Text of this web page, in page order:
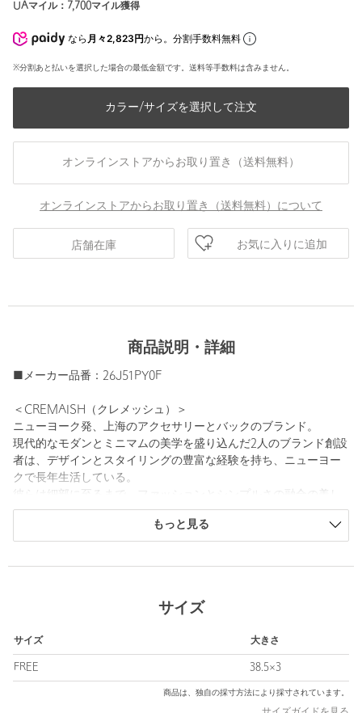
UAマイル： 7,700マイル獲得
なら 月々2,823円から。分割手数料無料
※分割あと払いを選択した場合の最低金額です。送料等手数料は含みません。
カラー/サイズを選択して注文
オンラインストアからお取り置き（送料無料）
オンラインストアからお取り置き（送料無料）について
店舗在庫 お気に入りに追加
商品説明・詳細
■メーカー品番：26J51PY0F
＜CREMAISH（クレメッシュ）＞
ニューヨーク発、上海のアクセサリーとバックのブランド。
現代的なモダンとミニマムの美学を盛り込んだ2人のブランド創設
者は、デザインとスタイリングの豊富な経験を持ち、ニューヨー
クで長年生活している。
彼らは細部に至るまで、ファッションとシンプルさの融合の美し
さを追求している。
【注意事項】
り、実際の色味と異なって見える場合がございます。あらかじめ
※商品の色味の目安は、商品単体の画像をご参照ください。
店舗へお問い合わせの際は、全国のATTISESSION各店舗まで下記
の品名/品番をお申し付けください。
もっと見る
サイズ
サイズ 大きさ
FREE 38.5×3
商品は、独自の採寸方法により採寸されています。